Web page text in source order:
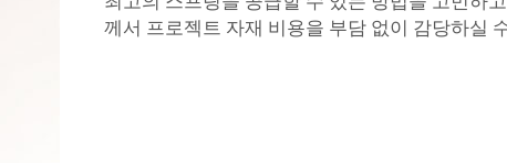
께서 프로젝트 자재 비용을 부담 없이 감당하실